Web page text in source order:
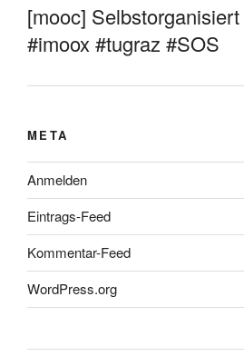
[mooc]
#imoox #tugraz #SOS
META
Anmelden
Eintrags-Feed
Kommentar-Feed
WordPress.org